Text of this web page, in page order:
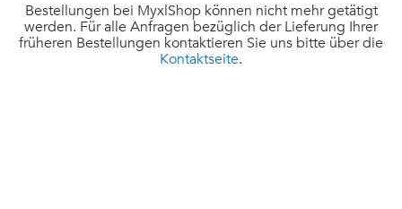
Bestellungen bei MyxlShop können nicht mehr getätigt
werden. Für alle Anfragen bezüglich der Lieferung Ihrer
früheren Bestellungen kontaktieren Sie uns bitte über die
Kontaktseite.